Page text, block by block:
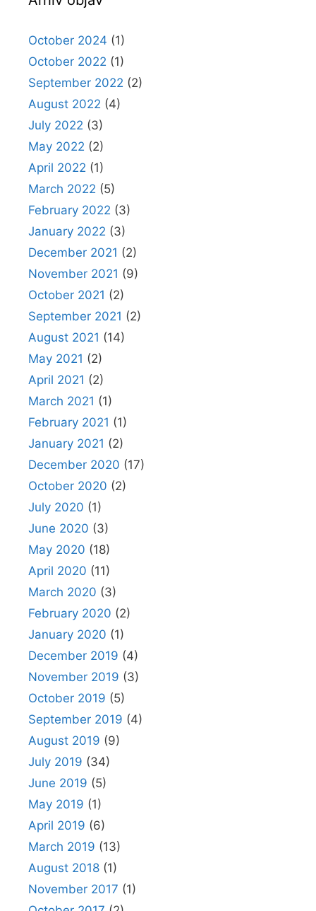
October 2024 (1)
October 2022 (1)
September 2022 (2)
August 2022 (4)
July 2022 (3)
May 2022 (2)
April 2022 (1)
March 2022 (5)
February 2022 (3)
January 2022 (3)
December 2021 (2)
November 2021 (9)
October 2021 (2)
September 2021 (2)
August 2021 (14)
May 2021 (2)
April 2021 (2)
March 2021 (1)
February 2021 (1)
January 2021 (2)
December 2020 (17)
October 2020 (2)
July 2020 (1)
June 2020 (3)
May 2020 (18)
April 2020 (11)
March 2020 (3)
February 2020 (2)
January 2020 (1)
December 2019 (4)
November 2019 (3)
October 2019 (5)
September 2019 (4)
August 2019 (9)
July 2019 (34)
June 2019 (5)
May 2019 (1)
April 2019 (6)
March 2019 (13)
August 2018 (1)
November 2017 (1)